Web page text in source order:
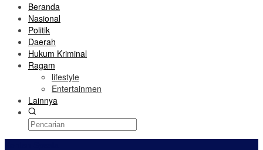
Beranda
Nasional
Politik
Daerah
Hukum Kriminal
Ragam
lifestyle
Entertainmen
Lainnya